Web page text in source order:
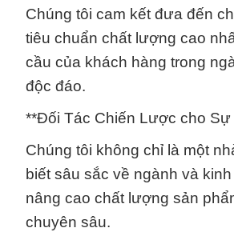
Chúng tôi cam kết đưa đến
tiêu chuẩn chất lượng cao
cầu của khách hàng trong
độc đáo.
**Đối Tác Chiến Lược cho Sự
Chúng tôi không chỉ là một
biết sâu sắc về ngành và
nâng cao chất lượng sản
chuyên sâu.